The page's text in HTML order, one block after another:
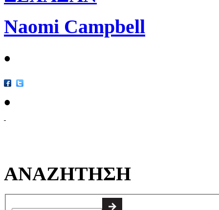
Naomi Campbell
•
•
ΑΝΑΖΗΤΗΣΗ